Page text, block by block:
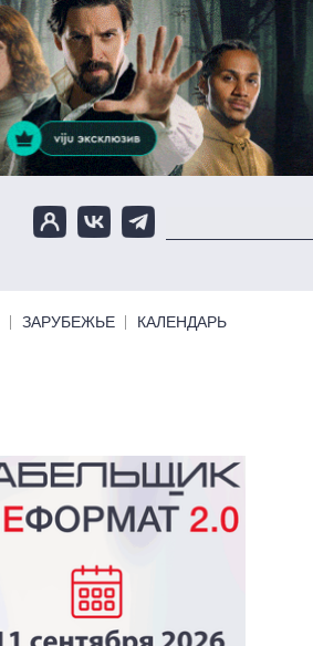
ЗАРУБЕЖЬЕ КАЛЕНДАРЬ